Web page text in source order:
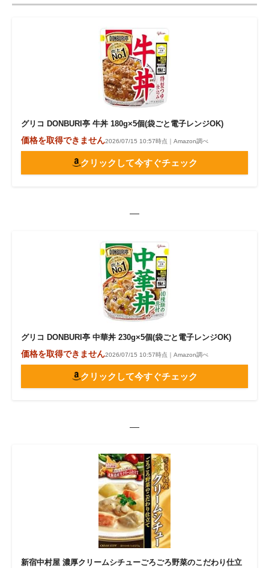
グリコ DONBURI亭 牛丼 180g×5個(袋ごと電子レンジOK)
価格を取得できません2026/07/15 10:57時点｜Amazon調べ
クリックして今すぐチェック
—
グリコ DONBURI亭 中華丼 230g×5個(袋ごと電子レンジOK)
価格を取得できません2026/07/15 10:57時点｜Amazon調べ
クリックして今すぐチェック
—
新宿中村屋 濃厚クリームシチューごろごろ野菜のこだわり仕立